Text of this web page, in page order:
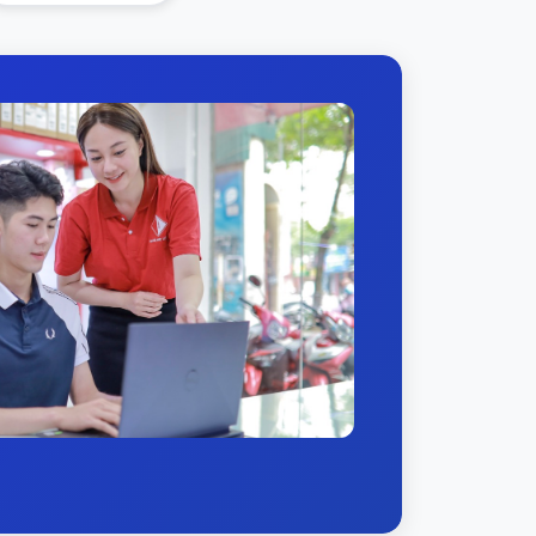
sấy chuyển đổi tần số BLDC, điều khiển
hoàn, bơm nước tuần hoàn tích hợp,
Tiếng ồn thấp tới 48dB
trúc khung thép tích hợp và thân máy bay
khung thép tích hợp 10 chiều ngang